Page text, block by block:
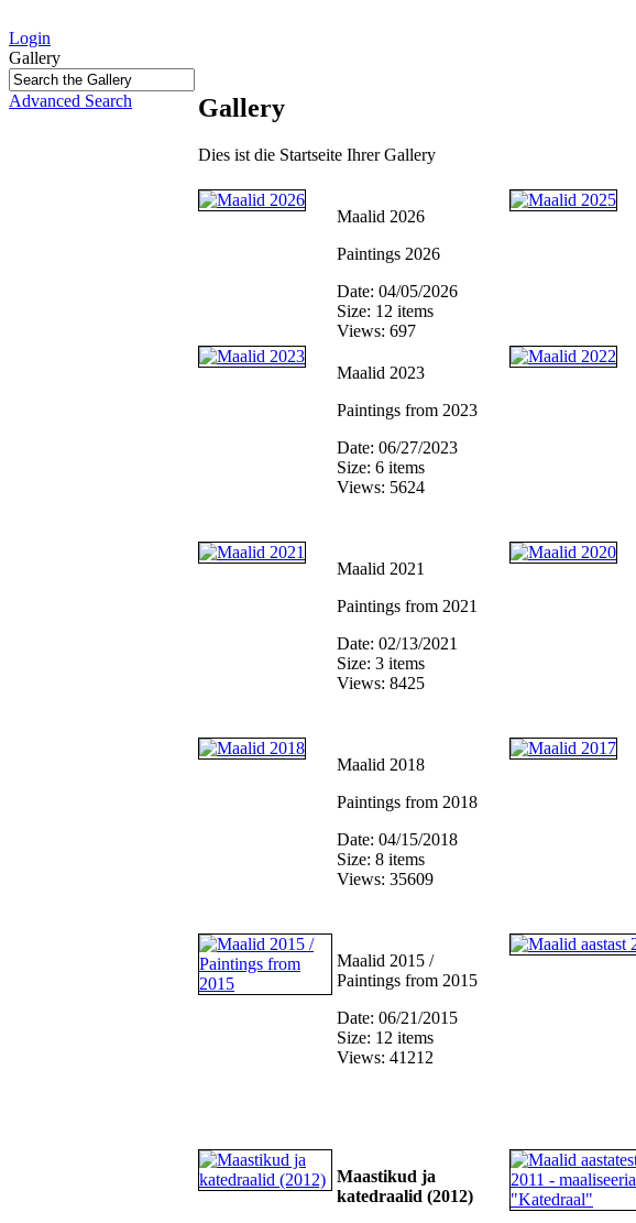
Login
Gallery
Advanced Search Gallery
Dies ist die Startseite Ihrer Gallery
Maalid 2026
Paintings 2026
Date: 04/05/2026
Size: 12 items
Views: 697
Maalid 2023
Paintings from 2023
Date: 06/27/2023
Size: 6 items
Views: 5624
Maalid 2021
Paintings from 2021
Date: 02/13/2021
Size: 3 items
Views: 8425
Maalid 2018
Paintings from 2018
Date: 04/15/2018
Size: 8 items
Views: 35609
Maalid 2015 /
Paintings from 2015
Date: 06/21/2015
Size: 12 items
Views: 41212
Maastikud ja
katedraalid (2012)